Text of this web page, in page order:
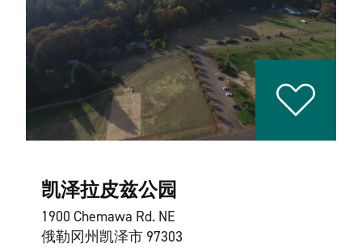
凯泽拉皮兹公园
1900 Chemawa Rd. NE
俄勒冈州凯泽市 97303